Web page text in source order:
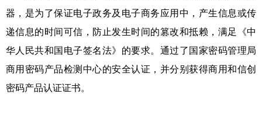
器，是为了保证电子政务及电子商务应用中，产生信息或传
递信息的时间可信，防止发生时间的篡改和抵赖，满足《中
华人民共和国电子签名法》的要求。通过了国家密码管理局
商用密码产品检测中心的安全认证，并分别获得商用和信创
密码产品认证证书。